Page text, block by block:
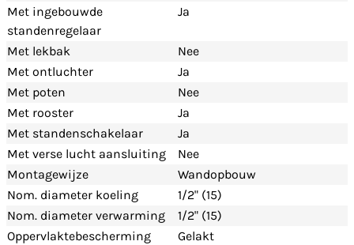
Met ingebouwde
standenregelaar
Ja
Met lekbak
Nee
Met ontluchter
Ja
Met poten
Nee
Met rooster
Ja
Met standenschakelaar
Ja
Met verse lucht aansluiting
Nee
Montagewijze
Wandopbouw
Nom. diameter koeling
1/2" (15)
Nom. diameter verwarming
1/2" (15)
Oppervlaktebescherming
Gelakt